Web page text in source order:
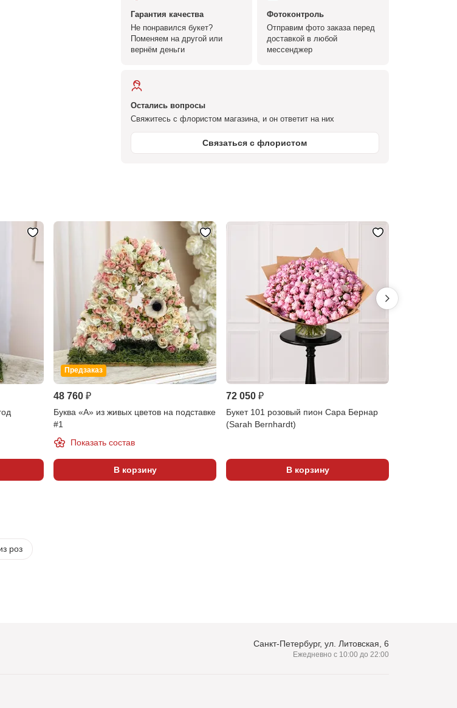
Гарантия качества
Не понравился букет?
Поменяем на другой или
вернём деньги
Фотоконтроль
Отправим фото заказа перед
доставкой в любой
мессенджер
Остались вопросы
Свяжитесь с флористом магазина, и он ответит на них
Связаться с флористом
Предзаказ
48 760 ₽
Буква «A» из живых цветов на подставке
#1
Показать состав
В корзину
72 050 ₽
Букет 101 розовый пион Сара Бернар
(Sarah Bernhardt)
В корзину
роз
Санкт-Петербург, ул. Литовская, 6
Ежедневно с 10:00 до 22:00